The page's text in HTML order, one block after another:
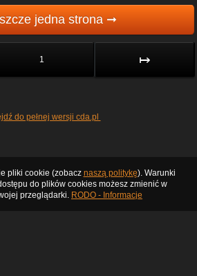
jedna strona ➞
1 ↦
do pełnej wersji cda.pl
pliki cookie (zobacz naszą politykę). Warunki
do plików cookies możesz zmienić w
przeglądarki. RODO - Informacje